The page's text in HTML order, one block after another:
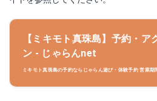
【ミキモト真珠島】予約・ア
ン - じゃらんnet
ミキモト真珠島の予約ならじゃらん遊び・体験予約 営業